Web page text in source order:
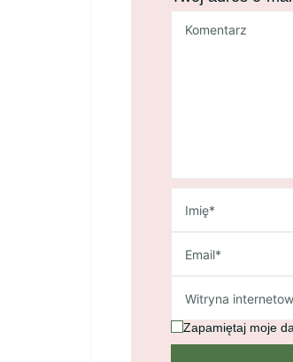
Zapamiętaj moje